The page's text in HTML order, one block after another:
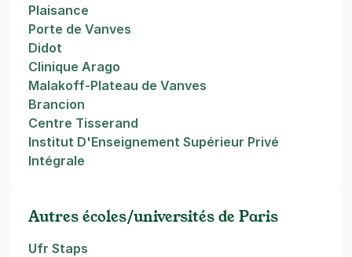
Plaisance
Porte de Vanves
Didot
Clinique Arago
Malakoff-Plateau de Vanves
Brancion
Centre Tisserand
Institut D'Enseignement Supérieur Privé
Intégrale
Autres écoles/universités de Paris
Ufr Staps